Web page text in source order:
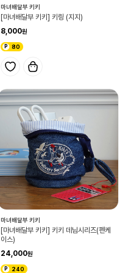
마녀배달부 키키
[마녀배달부 키키] 키링 (지지)
8,000
80
마녀배달부 키키
[마녀배달부 키키] 키키 데님시리즈(펜케
이스)
24,000
240